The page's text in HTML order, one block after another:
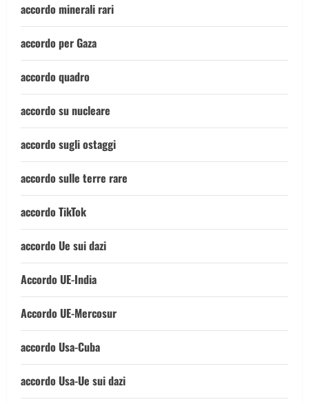
accordo minerali rari
accordo per Gaza
accordo quadro
accordo su nucleare
accordo sugli ostaggi
accordo sulle terre rare
accordo TikTok
accordo Ue sui dazi
Accordo UE-India
Accordo UE-Mercosur
accordo Usa-Cuba
accordo Usa-Ue sui dazi